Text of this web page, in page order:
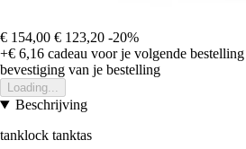
€ 154,00 € 123,20 -20%
+€ 6,16 cadeau voor je volgende bestelling
bevestiging van je bestelling
Loading...
Beschrijving
tanklock tanktas